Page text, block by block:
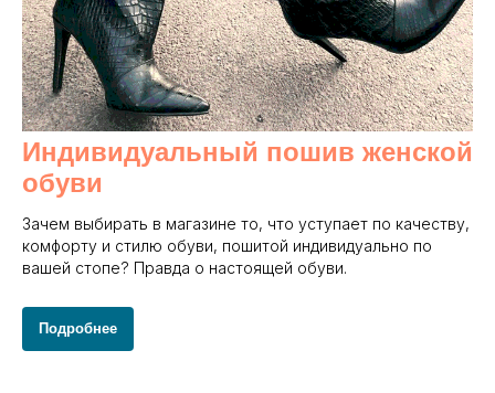
Индивидуальный пошив женской
обуви
Зачем выбирать в магазине то, что уступает по качеству,
комфорту и стилю обуви, пошитой индивидуально по
вашей стопе? Правда о настоящей обуви.
Подробнее